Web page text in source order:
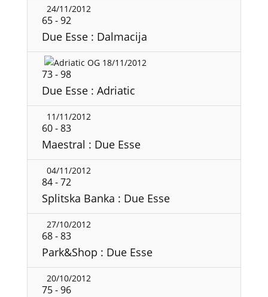
24/11/2012
65-92
Due Esse : Dalmacija
18/11/2012
73-98
Due Esse : Adriatic
11/11/2012
60-83
Maestral : Due Esse
04/11/2012
84-72
Splitska Banka : Due Esse
27/10/2012
68-83
Park&Shop : Due Esse
20/10/2012
75-96